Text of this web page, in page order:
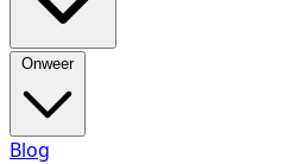
Onweer
Blog